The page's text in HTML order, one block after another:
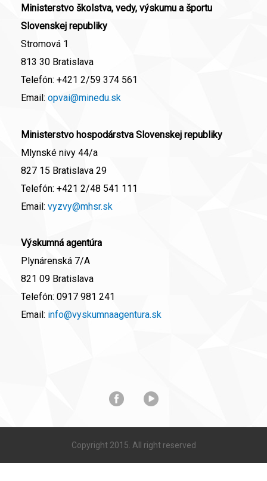
Ministerstvo školstva, vedy, výskumu a športu
Slovenskej republiky
Stromová 1
813 30 Bratislava
Telefón: +421 2/59 374 561
Email: opvai@minedu.sk
Ministerstvo hospodárstva Slovenskej republiky
Mlynské nivy 44/a
827 15 Bratislava 29
Telefón: +421 2/48 541 111
Email: vyzvy@mhsr.sk
Výskumná agentúra
Plynárenská 7/A
821 09 Bratislava
Telefón: 0917 981 241
Email: info@vyskumnaagentura.sk
Copyright 2015. All right reserved